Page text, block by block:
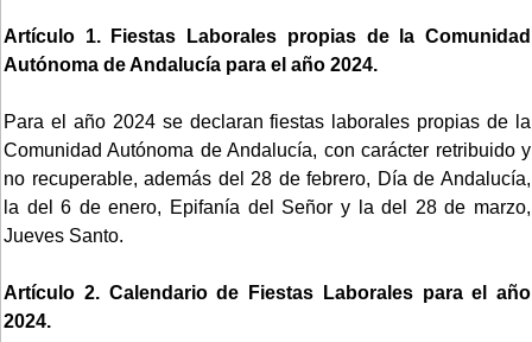
Artículo 1. Fiestas Laborales propias de la Comunidad
Autónoma de Andalucía para el año 2024.
Para el año 2024 se declaran fiestas laborales propias de la
Comunidad Autónoma de Andalucía, con carácter retribuido y
no recuperable, además del 28 de febrero, Día de Andalucía,
la del 6 de enero, Epifanía del Señor y la del 28 de marzo,
Jueves Santo.
Artículo 2. Calendario de Fiestas Laborales para el año
2024.